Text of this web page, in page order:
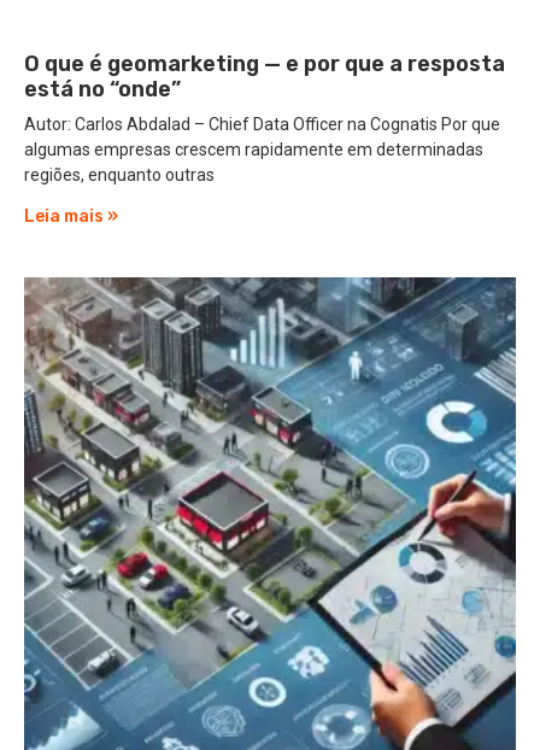
O que é geomarketing — e por que a resposta
está no “onde”
Autor: Carlos Abdalad – Chief Data Officer na Cognatis Por que
algumas empresas crescem rapidamente em determinadas
regiões, enquanto outras
Leia mais »